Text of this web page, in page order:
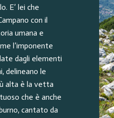
E’ lei che
con il
umana e
l’imponente
dagli elementi
delineano le
alta è la vetta
che è anche
cantato da